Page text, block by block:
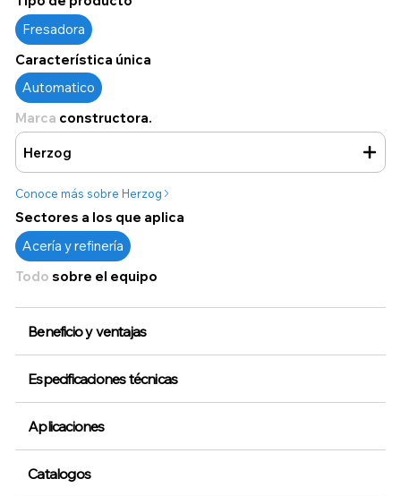
Sectores a los que aplica
Acería y refinería
Beneficio y ventajas
Especificaciones técnicas
Aplicaciones
Catalogos
Todo sobre el equipo
Fresadora
Marca constructora.
Herzog
Conoce más sobre Herzog
Característica única
Automatico